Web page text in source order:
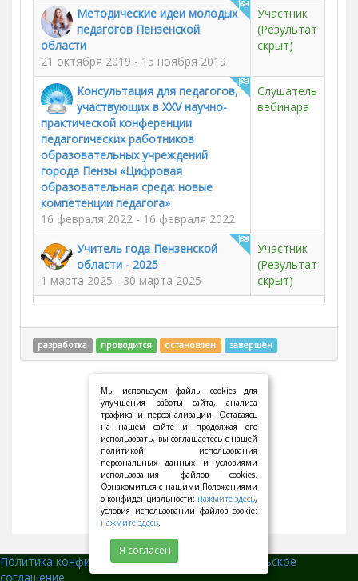
Методические идеи молодых
педагогов Пензенской
области
21 октября 2019 - 15 ноября 2019
Участник
(Результат
скрыт)
Консультация для педагогов,
участвующих в XXV научно-
практической конференции
педагогических работников
образовательных учреждений
города Пензы «Цифровая
образовательная среда: новые
компетенции педагога»
16 февраля 2022 - 16 февраля 2022
Слушатель
вебинара
Учитель года Пензенской
области - 2025
1 марта 2025 - 30 марта 2025
Участник
(Результат
скрыт)
разработка проводится остановлен завершён
Политика конфиденциальности||
Пользовательское
соглашение
Мы используем файлы cookies для
улучшения работы сайта, анализа
трафика и персонализации. Оставаясь
на нашем сайте и продолжая его
использовать, вы соглашаетесь с нашей
политикой использования
персональных данных и условиями
использования файлов cookies.
Ознакомиться с нашими Положениями
о конфиденциальности: нажмите здесь,
условия использовании файлов cookie:
нажмите здесь.
Я согласен